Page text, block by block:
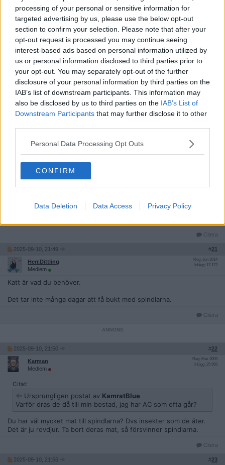
processing of your personal or sensitive information for
targeted advertising by us, please use the below opt-out
section to confirm your selection. Please note that after your
opt-out request is processed you may continue seeing
interest-based ads based on personal information utilized by
us or personal information disclosed to third parties prior to
your opt-out. You may separately opt-out of the further
disclosure of your personal information by third parties on the
IAB’s list of downstream participants. This information may
also be disclosed by us to third parties on the IAB’s List of
Downstream Participants that may further disclose it to other
Personal Data Processing Opt Outs
CONFIRM
Data Deletion Data Access Privacy Policy
Citat:
Ursprungligen postat av Duvlort
Kanelen gör så man ser deras fotavtryck, då vet man var de
kommer in?
Exakt! Du har verkligen lusläst länken jag postade ser jag.
2025-09-10, 21:44
Onanikrem
Medlem
Reg: Jul 2011
Inlägg: 19 258
Kanelen gör så man ser deras fotavtryck, då vet man var de
De avskyr kanel eftersom det är giftigt
tacka dem för de äter pälsängrar, fläskängrar, silverfiskar,
mjölbaggar, myggor, flugor, fruktflugor, sorgmantel och annat skit
Citera
2025-09-10, 21:49 #21
Herr.Dittling
Medlem
Reg: Jun 2014
Inlägg: 17 172
Katt är vad du behöver.
Det tar inte många dagar att få bukt med spindlarna.
Citera
2025-09-10, 21:50 #22
Karman
Medlem
Reg: Mar 2009
Inlägg: 25 956
Citat:
Ursprungligen postat av KamratBlue
Varför dras de då till min bostad, jag har AC som ofta går?
Du har väl mycket mat till spindlarna? Dvs insekter som de äter.
Det är ju rovdjur. Ta bort deras mat, så försvinner spindlarna.
Citera
2025-09-10, 21:56 #23